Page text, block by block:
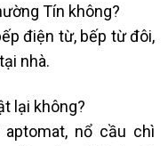
Tín không?
điện từ, bếp từ đôi,
nhà.
lại không?
nổ cầu chì